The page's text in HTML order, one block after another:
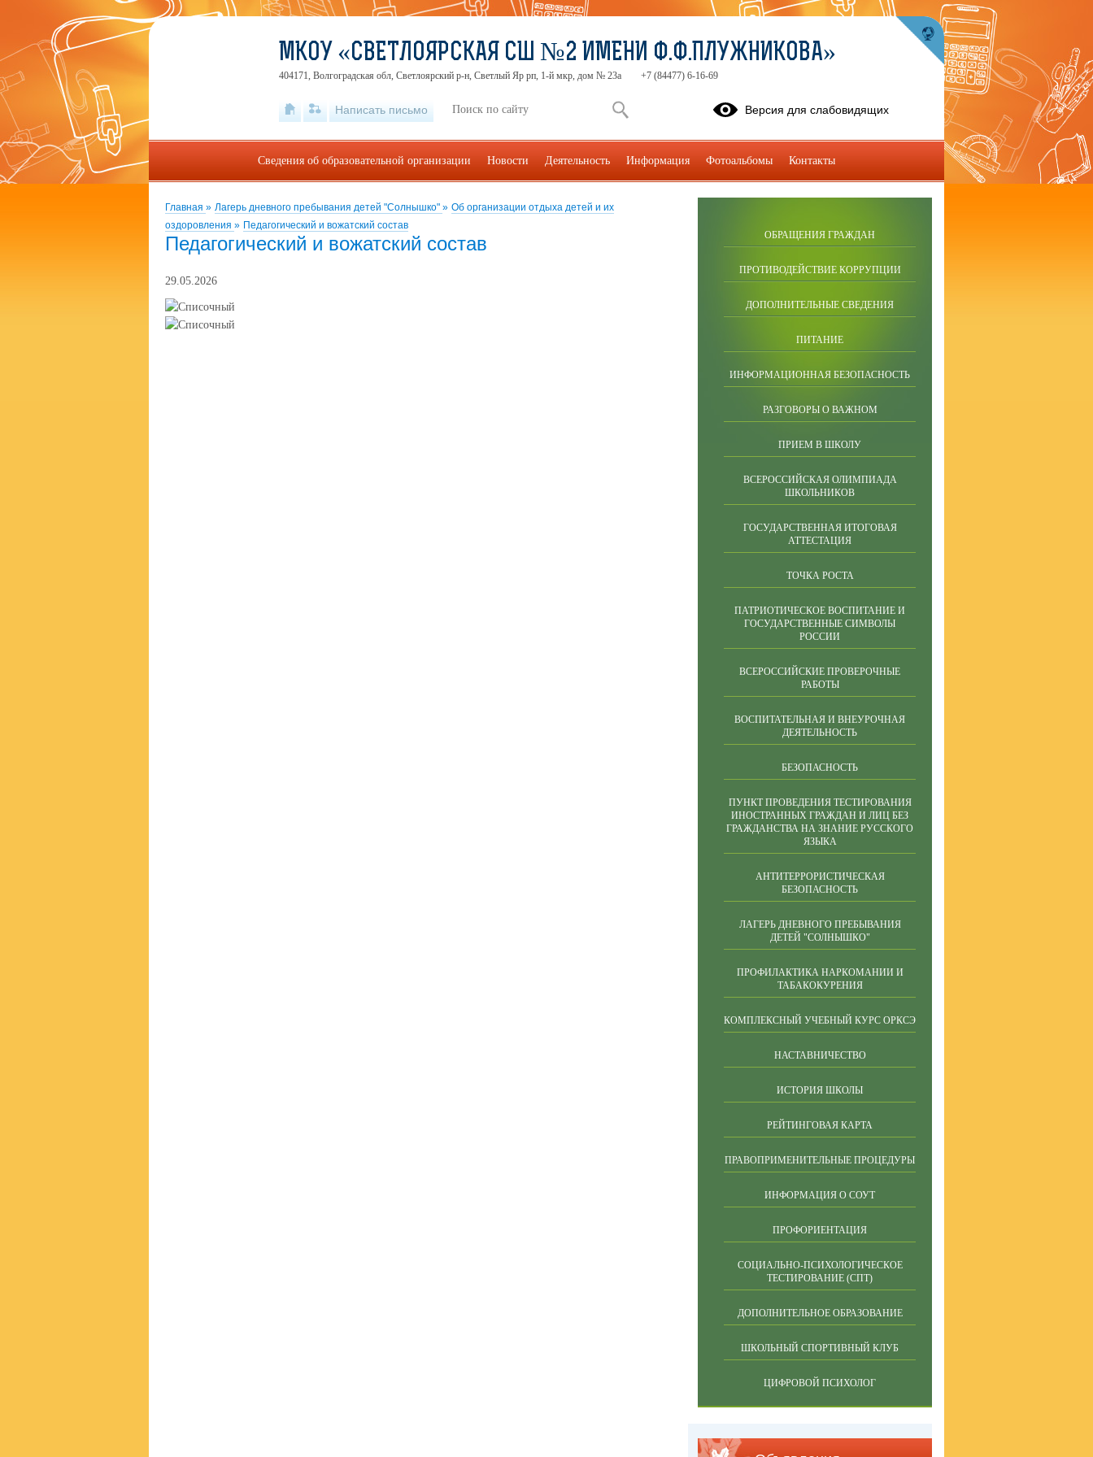
Главная » Лагерь дневного пребывания детей "Солнышко" » Об организации отдыха детей и их
оздоровления » Педагогический и вожатский состав
Педагогический и вожатский состав
29.05.2026
ОБРАЩЕНИЯ ГРАЖДАН
ПРОТИВОДЕЙСТВИЕ КОРРУПЦИИ
ДОПОЛНИТЕЛЬНЫЕ СВЕДЕНИЯ
ПИТАНИЕ
ИНФОРМАЦИОННАЯ БЕЗОПАСНОСТЬ
РАЗГОВОРЫ О ВАЖНОМ
ПРИЕМ В ШКОЛУ
ВСЕРОССИЙСКАЯ ОЛИМПИАДА
ШКОЛЬНИКОВ
ГОСУДАРСТВЕННАЯ ИТОГОВАЯ
АТТЕСТАЦИЯ
ТОЧКА РОСТА
ПАТРИОТИЧЕСКОЕ ВОСПИТАНИЕ И
ГОСУДАРСТВЕННЫЕ СИМВОЛЫ
РОССИИ
ВСЕРОССИЙСКИЕ ПРОВЕРОЧНЫЕ
РАБОТЫ
ВОСПИТАТЕЛЬНАЯ И ВНЕУРОЧНАЯ
ДЕЯТЕЛЬНОСТЬ
БЕЗОПАСНОСТЬ
ПУНКТ ПРОВЕДЕНИЯ ТЕСТИРОВАНИЯ
ИНОСТРАННЫХ ГРАЖДАН И ЛИЦ БЕЗ
ГРАЖДАНСТВА НА ЗНАНИЕ РУССКОГО
ЯЗЫКА
АНТИТЕРРОРИСТИЧЕСКАЯ
БЕЗОПАСНОСТЬ
ЛАГЕРЬ ДНЕВНОГО ПРЕБЫВАНИЯ
ДЕТЕЙ "СОЛНЫШКО"
ПРОФИЛАКТИКА НАРКОМАНИИ И
ТАБАКОКУРЕНИЯ
КОМПЛЕКСНЫЙ УЧЕБНЫЙ КУРС ОРКСЭ
НАСТАВНИЧЕСТВО
ИСТОРИЯ ШКОЛЫ
РЕЙТИНГОВАЯ КАРТА
ПРАВОПРИМЕНИТЕЛЬНЫЕ ПРОЦЕДУРЫ
ИНФОРМАЦИЯ О СОУТ
ПРОФОРИЕНТАЦИЯ
СОЦИАЛЬНО-ПСИХОЛОГИЧЕСКОЕ
ТЕСТИРОВАНИЕ (СПТ)
ДОПОЛНИТЕЛЬНОЕ ОБРАЗОВАНИЕ
ШКОЛЬНЫЙ СПОРТИВНЫЙ КЛУБ
ЦИФРОВОЙ ПСИХОЛОГ
МКОУ «СВЕТЛОЯРСКАЯ СШ №2 ИМЕНИ Ф.Ф.ПЛУЖНИКОВА»
404171, Волгоградская обл, Светлоярский р-н, Светлый Яр рп, 1-й мкр, дом № 23а +7 (84477) 6-16-69
Написать письмо Версия для слабовидящих
Сведения об образовательной организации Новости Деятельность Информация Фотоальбомы Контакты